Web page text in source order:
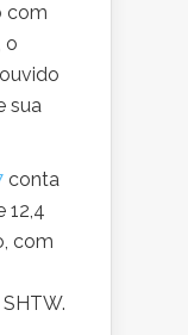
com
o
sua
conta
12,4
com